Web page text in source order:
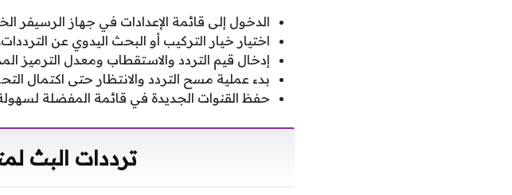
الدخول إلى قائمة الإعدادات في جهاز الرسيفر
اختيار خيار التركيب أو البحث اليدوي عن الترددات.
إدخال قيم التردد والاستقطاب ومعدل الترميز
بدء عملية مسح التردد والانتظار حتى اكتمال
حفظ القنوات الجديدة في قائمة المفضلة
ترددات البث